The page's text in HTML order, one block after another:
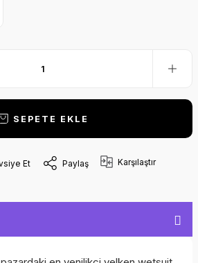
SEPETE EKLE
Et Paylaş Karşılaştır